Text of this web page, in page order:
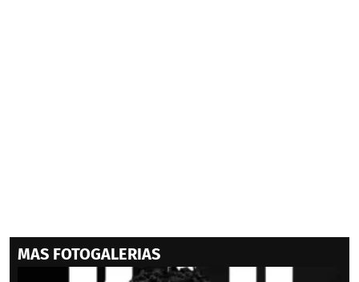
MAS FOTOGALERIAS